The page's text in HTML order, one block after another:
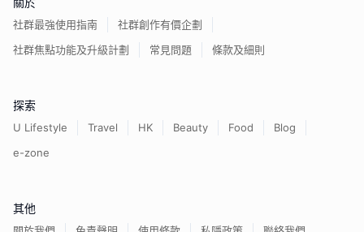
社群最強使用指南
社群創作有價企劃
社群焦點功能及升級計劃
常見問題 條款及細則
探索
U Lifestyle Travel HK Beauty Food
Blog
e-zone
其他